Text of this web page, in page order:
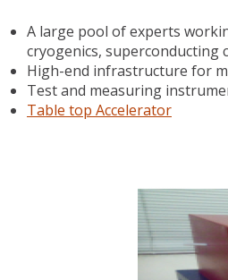
A large pool of experts
cryogenics, superconducting
High-end infrastructure for
Test and measuring
Table top Accelerator